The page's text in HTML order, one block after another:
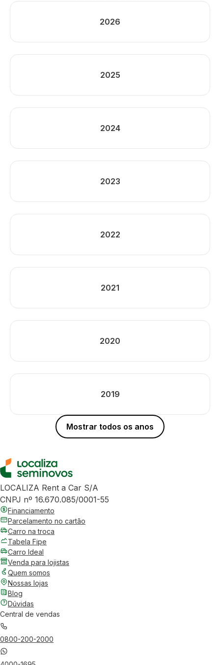
2026
2025
2024
2023
2022
2021
2020
2019
Mostrar todos os anos
LOCALIZA Rent a Car S/A
CNPJ nº 16.670.085/0001-55
Financiamento
Parcelamento no cartão
Carro na troca
Tabela Fipe
Carro Ideal
Venda para lojistas
Quem somos
Nossas lojas
Blog
Dúvidas
Central de vendas
0800-200-2000